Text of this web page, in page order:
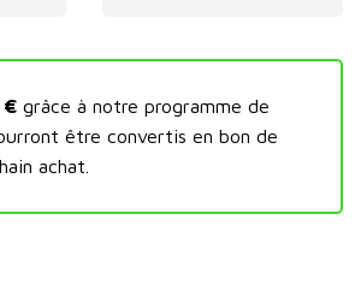
€ grâce à notre programme de
être convertis en bon de
achat.